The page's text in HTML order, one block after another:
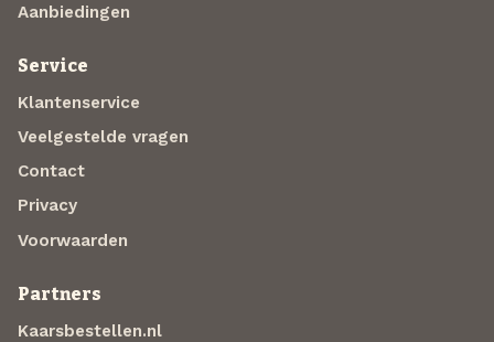
Aanbiedingen
Service
Klantenservice
Veelgestelde vragen
Contact
Privacy
Voorwaarden
Partners
Kaarsbestellen.nl